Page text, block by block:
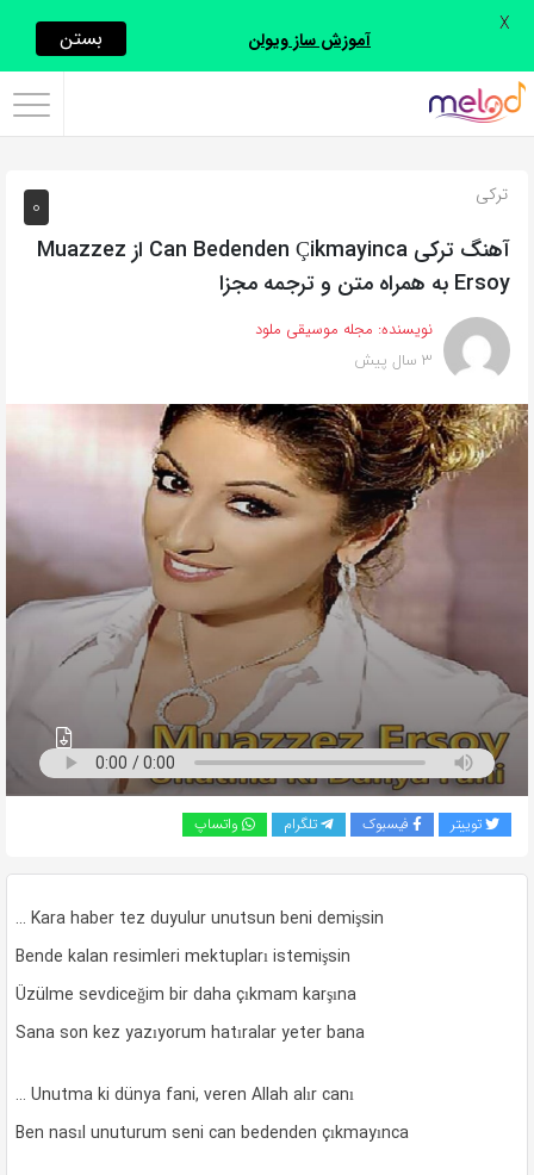
اشتراک
با
از
روش‌های
زیر
این
صفحه
را
با
دوستان
لینک
0 ترکی
آهنگ ترکی Can Bedenden Çikmayinca از Muazzez
Ersoy به همراه متن و ترجمه مجزا
نویسنده: مجله موسیقی ملود
3 سال پیش
توییتر فیسبوک تلگرام واتساپ
… Kara haber tez duyulur unutsun beni demişsin
Bende kalan resimleri mektupları istemişsin
Üzülme sevdiceğim bir daha çıkmam karşına
Sana son kez yazıyorum hatıralar yeter bana
… Unutma ki dünya fani, veren Allah alır canı
Ben nasıl unuturum seni can bedenden çıkmayınca
آموزش ساز ویولن بستن X